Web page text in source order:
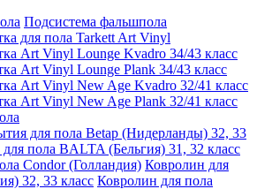
Подсистема фальшпола
для пола Tarkett Art Vinyl
Art Vinyl Lounge Kvadro 34/43 класс
Art Vinyl Lounge Plank 34/43 класс
Art Vinyl New Age Kvadro 32/41 класс
Art Vinyl New Age Plank 32/41 класс
для пола Betap (Нидерланды) 32, 33
пола BALTA (Бельгия) 31, 32 класс
Condor (Голландия) Ковролин для
32, 33 класс Ковролин для пола